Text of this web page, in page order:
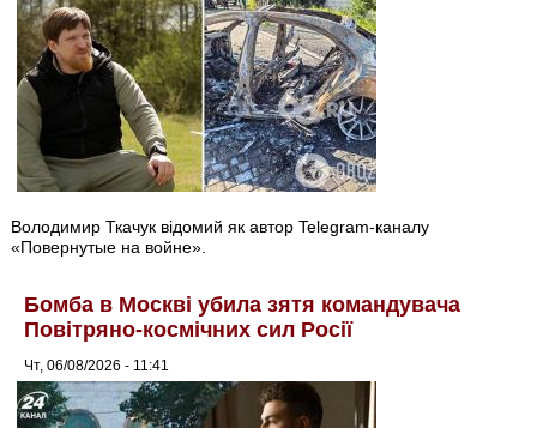
Володимир Ткачук відомий як автор Telegram-каналу
«Повернутые на войне».
Бомба в Москві убила зятя командувача
Повітряно-космічних сил Росії
Чт, 06/08/2026 - 11:41